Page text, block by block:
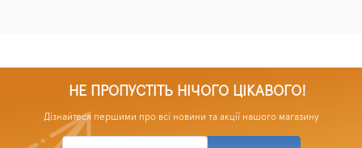
НЕ ПРОПУСТІТЬ НІЧОГО ЦІКАВОГО!
Дізнайтеся першими про всі новини та акції нашого магазину